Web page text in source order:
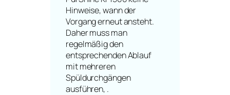
Hinweise, wann der
Vorgang erneut ansteht.
Daher muss man
regelmäßig den
entsprechenden Ablauf
mit mehreren
Spüldurchgängen
ausführen, .